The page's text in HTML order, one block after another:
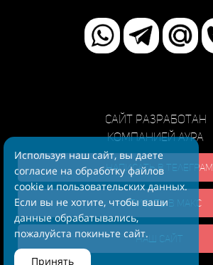
Сайт разработан
компанией АУРА
Написать в телеграм
Написать в макс
Наш сайт
Используя наш сайт, вы даете
согласие на обработку файлов
cookie и пользовательских данных.
Если вы не хотите, чтобы ваши
данные обрабатывались,
пожалуйста покиньте сайт.
Принять